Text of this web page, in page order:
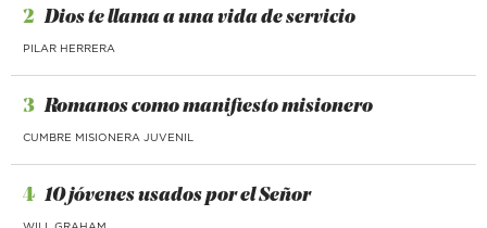
2 Dios te llama a una vida de servicio
PILAR HERRERA
3 Romanos como manifiesto misionero
CUMBRE MISIONERA JUVENIL
4 10 jóvenes usados por el Señor